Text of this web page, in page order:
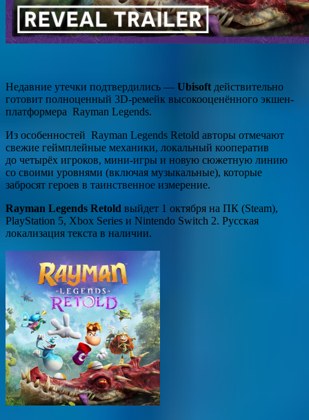
Недавние утечки подтвердились — Ubisoft действительно
готовит полноценный 3D-ремейк высокооценённого экшен-
платформера Rayman Legends.
Из особенностей Rayman Legends Retold авторы отмечают
свежие геймплейные механики, локальный кооператив
до четырёх игроков, мини-игры и новую сюжетную линию
со своими уровнями (включая музыкальные), которые
забросят героев в таинственное измерение.
Rayman Legends Retold выйдет 1 октября на ПК (Steam),
PlayStation 5, Xbox Series и Nintendo Switch 2. Русская
локализация текста в наличии.